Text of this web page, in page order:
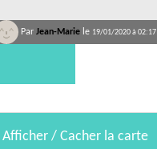
Par Jean-Marie le 19/01/2020 à 02:17
Afficher / Cacher la carte